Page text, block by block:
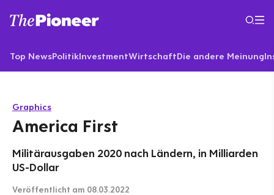
Top NewsPolitikInvestmentWirtschaftDie andere Meinung
Graphics
America First
Militärausgaben 2020 nach Ländern, in Milliarden
US-Dollar
Veröffentlicht am 08.03.2022